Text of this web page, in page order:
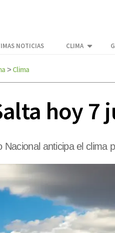
NOTICIAS CLIMA
> Clima
hoy 7
Nacional anticipa el clima